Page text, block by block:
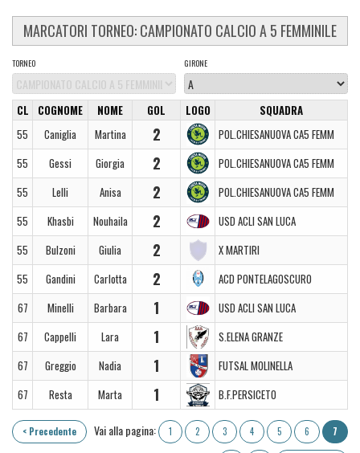
MARCATORI TORNEO: CAMPIONATO CALCIO A 5 FEMMINILE
TORNEO GIRONE
CL COGNOME NOME GOL LOGO
SQUADRA
55
Caniglia Martina 2
POL.CHIESANUOVA CA5 FEMM
55
Gessi Giorgia 2
POL.CHIESANUOVA CA5 FEMM
55
Lelli Anisa 2
POL.CHIESANUOVA CA5 FEMM
55
Khasbi Nouhaila 2
USD ACLI SAN LUCA
55
Bulzoni Giulia 2
X MARTIRI
55
Gandini Carlotta 2
ACD PONTELAGOSCURO
67
Minelli Barbara 1
USD ACLI SAN LUCA
67
Cappelli Lara 1
S.ELENA GRANZE
67
Greggio Nadia 1
FUTSAL MOLINELLA
67
Resta Marta 1 B.F.PERSICETO
Vai alla pagina:
< Precedente 1 2 3 4 5 6 7